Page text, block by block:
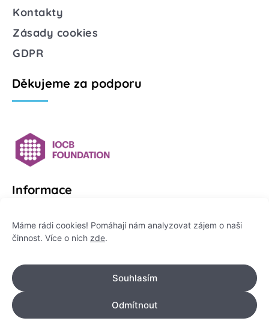
Máme rádi cookies! Pomáhají nám analyzovat zájem o naši
činnost. Více o nich zde.
Souhlasím
Odmítnout
Kontakty
Zásady cookies
GDPR
Děkujeme za podporu
Informace
Platformu Zeptej se vědce provozuje:
IČO: 178 47 389
Flemingovo náměstí 542/2,
Dejvice, 160 00 Praha 6